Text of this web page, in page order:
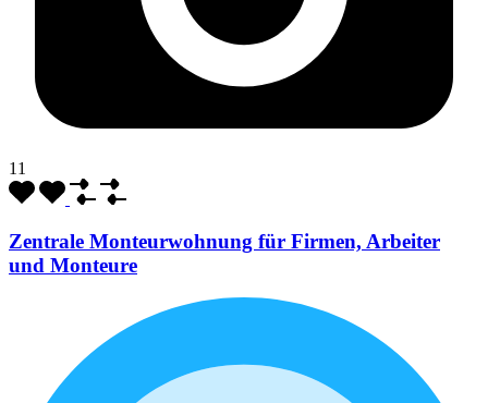
11
Zentrale Monteurwohnung für Firmen, Arbeiter
und Monteure